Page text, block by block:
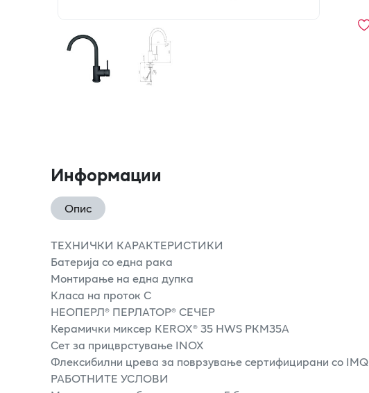
Информации
Опис
ТЕХНИЧКИ КАРАКТЕРИСТИКИ
Батерија со една рака
Монтирање на една дупка
Класа на проток С
НЕОПЕРЛ® ПЕРЛАТОР® СЕЧЕР
Керамички миксер KEROX® 35 HWS PKM35A
Сет за прицврстување INOX
Флексибилни црева за поврзување сертифицирани со IMQ
РАБОТНИТЕ УСЛОВИ